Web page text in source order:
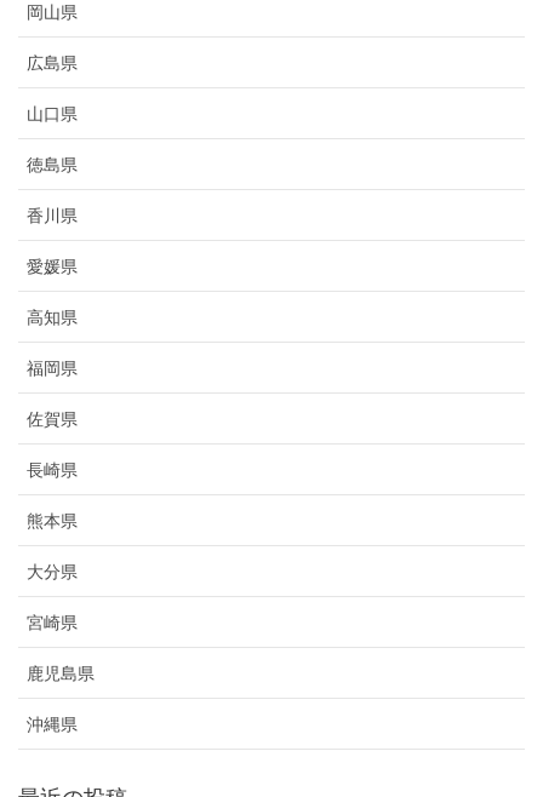
岡山県
広島県
山口県
徳島県
香川県
愛媛県
高知県
福岡県
佐賀県
長崎県
熊本県
大分県
宮崎県
鹿児島県
沖縄県